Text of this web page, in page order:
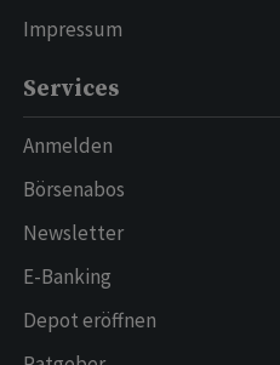
Impressum
Services
Anmelden
Börsenabos
Newsletter
E-Banking
Depot eröffnen